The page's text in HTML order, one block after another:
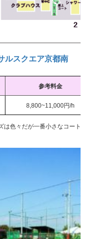
ルスクエア京都南
参考料金
8,800~11,000円/h
は色々だが一番小さなコート